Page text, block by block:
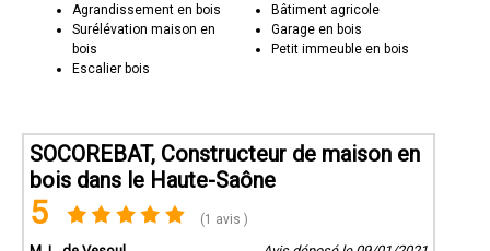
Agrandissement en bois
Surélévation maison en
bois
Escalier bois
Bâtiment agricole
Garage en bois
Petit immeuble en bois
SOCOREBAT, Constructeur de maison en
bois dans le Haute-Saône
5 (1 avis )